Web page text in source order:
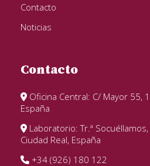
Contacto
Noticias
Contacto
Oficina Central: C/ Mayor 55,
España
Laboratorio: Tr.ª
Ciudad Real, España
+34 (926) 180 122